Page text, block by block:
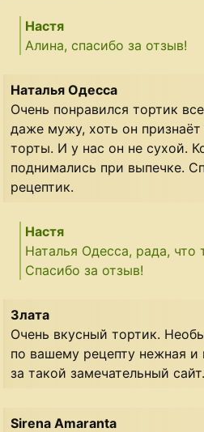
Настя
Алина, спасибо за отзыв!
Наталья Одесса
Очень понравился тортик
даже мужу, хоть он
торты. И у нас он не сухой.
поднимались при выпечке.
рецептик.
Настя
Наталья Одесса, рада, что
Спасибо за отзыв!
Злата
Очень вкусный тортик.
по вашему рецепту нежная и
за такой замечательный сайт.
Sirena Amaranta